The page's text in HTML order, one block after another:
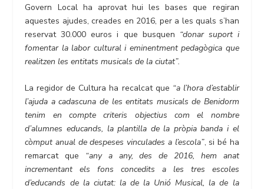
Govern Local ha aprovat hui les bases que regiran
aquestes ajudes, creades en 2016, per a les quals s’han
reservat 30.000 euros i que busquen “donar suport i
fomentar la labor cultural i eminentment pedagògica que
realitzen les entitats musicals de la ciutat”.
La regidor de Cultura ha recalcat que “a l’hora d’establir
l’ajuda a cadascuna de les entitats musicals de Benidorm
tenim en compte criteris objectius com el nombre
d’alumnes educands, la plantilla de la pròpia banda i el
còmput anual de despeses vinculades a l’escola”, si bé ha
remarcat que “any a any, des de 2016, hem anat
incrementant els fons concedits a les tres escoles
d’educands de la ciutat: la de la Unió Musical, la de la